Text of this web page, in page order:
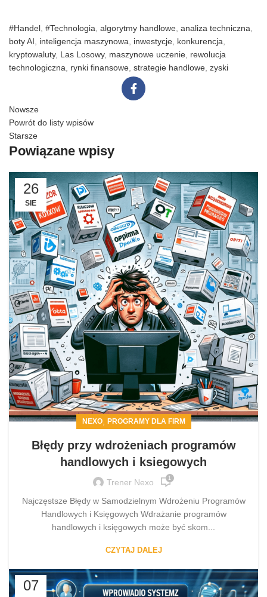
#Handel #Technologia algorytmy handlowe analiza techniczna
boty AI
inteligencja maszynowa inwestycje konkurencja
kryptowaluty, Las Losowy, maszynowe uczenie rewolucja
technologiczna
rynki finansowe strategie handlowe zyski
Nowsze
Powrót do listy wpisów
Starsze
Powiązane wpisy
26
SIE
NEXO, PROGRAMY DLA FIRM
Błędy przy wdrożeniach programów
handlowych i ksiegowych
Trener Nexo 1
Najczęstsze Błędy w Samodzielnym Wdrożeniu Programów
Handlowych i Księgowych Wdrażanie programów
handlowych i księgowych może być skom...
CZYTAJ DALEJ
07